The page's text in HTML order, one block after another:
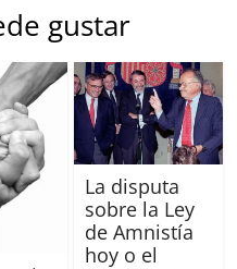
gustar
La disputa
sobre la Ley
de Amnistía
hoy o el